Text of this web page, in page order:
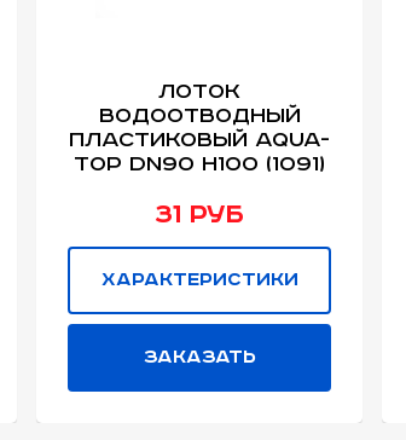
Лоток
водоотводный
пластиковый AQUA-
TOP DN90 H100 (1091)
31 руб
Характеристики
Заказать